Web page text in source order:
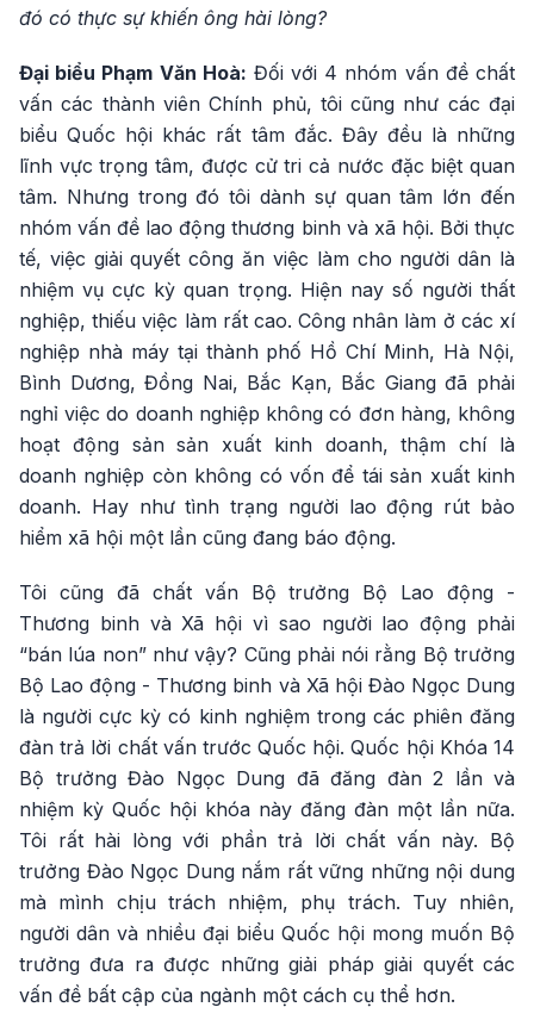
đó có thực sự khiến ông hài lòng?
Đại biểu Phạm Văn Hoà: Đối với 4 nhóm vấn đề chất
vấn các thành viên Chính phủ, tôi cũng như các đại
biểu Quốc hội khác rất tâm đắc. Đây đều là những
lĩnh vực trọng tâm, được cử tri cả nước đặc biệt quan
tâm. Nhưng trong đó tôi dành sự quan tâm lớn đến
nhóm vấn đề lao động thương binh và xã hội. Bởi thực
tế, việc giải quyết công ăn việc làm cho người dân là
nhiệm vụ cực kỳ quan trọng. Hiện nay số người thất
nghiệp, thiếu việc làm rất cao. Công nhân làm ở các xí
nghiệp nhà máy tại thành phố Hồ Chí Minh, Hà Nội,
Bình Dương, Đồng Nai, Bắc Kạn, Bắc Giang đã phải
nghỉ việc do doanh nghiệp không có đơn hàng, không
hoạt động sản sản xuất kinh doanh, thậm chí là
doanh nghiệp còn không có vốn để tái sản xuất kinh
doanh. Hay như tình trạng người lao động rút bảo
hiểm xã hội một lần cũng đang báo động.
Tôi cũng đã chất vấn Bộ trưởng Bộ Lao động -
Thương binh và Xã hội vì sao người lao động phải
“bán lúa non” như vậy? Cũng phải nói rằng Bộ trưởng
Bộ Lao động - Thương binh và Xã hội Đào Ngọc Dung
là người cực kỳ có kinh nghiệm trong các phiên đăng
đàn trả lời chất vấn trước Quốc hội. Quốc hội Khóa 14
Bộ trưởng Đào Ngọc Dung đã đăng đàn 2 lần và
nhiệm kỳ Quốc hội khóa này đăng đàn một lần nữa.
Tôi rất hài lòng với phần trả lời chất vấn này. Bộ
trưởng Đào Ngọc Dung nắm rất vững những nội dung
mà mình chịu trách nhiệm, phụ trách. Tuy nhiên,
người dân và nhiều đại biểu Quốc hội mong muốn Bộ
trưởng đưa ra được những giải pháp giải quyết các
vấn đề bất cập của ngành một cách cụ thể hơn.